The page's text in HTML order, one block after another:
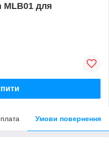
MLB01 для
Умови повернення